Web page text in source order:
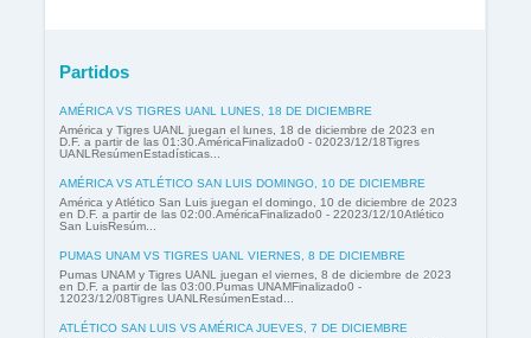
Partidos
AMÉRICA VS TIGRES UANL LUNES, 18 DE DICIEMBRE
América y Tigres UANL juegan el lunes, 18 de diciembre de 2023 en
D.F. a partir de las 01:30.AméricaFinalizado0 - 02023/12/18Tigres
UANLResúmenEstadísticas...
AMÉRICA VS ATLÉTICO SAN LUIS DOMINGO, 10 DE DICIEMBRE
América y Atlético San Luis juegan el domingo, 10 de diciembre de 2023
en D.F. a partir de las 02:00.AméricaFinalizado0 - 22023/12/10Atlético
San LuisResúm...
PUMAS UNAM VS TIGRES UANL VIERNES, 8 DE DICIEMBRE
Pumas UNAM y Tigres UANL juegan el viernes, 8 de diciembre de 2023
en D.F. a partir de las 03:00.Pumas UNAMFinalizado0 -
12023/12/08Tigres UANLResúmenEstad...
ATLÉTICO SAN LUIS VS AMÉRICA JUEVES, 7 DE DICIEMBRE